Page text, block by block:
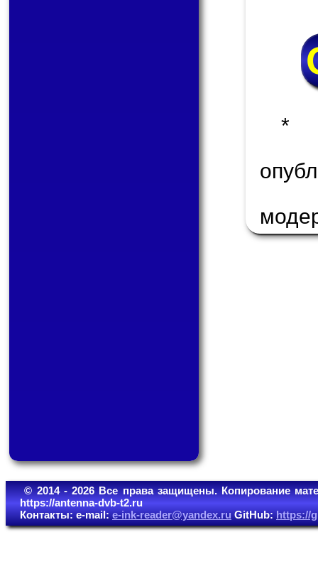
*
© 2014 - 2026 Все права защищены. Копирование
https://antenna-dvb-t2.ru
Контакты: e-mail:e-ink-reader@yandex.ruGitHub:https://